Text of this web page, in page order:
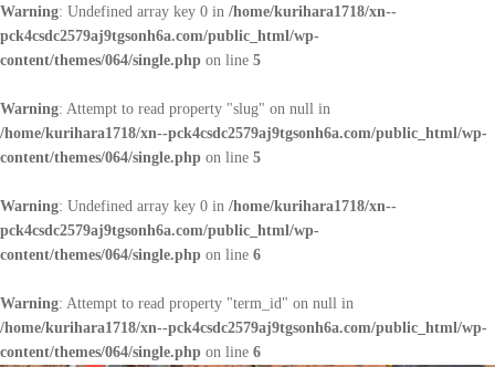
Warning: Undefined array key 0 in /home/kurihara1718/xn--
pck4csdc2579aj9tgsonh6a.com/public_html/wp-
content/themes/064/single.php on line 5
Warning: Attempt to read property "slug" on null in
/home/kurihara1718/xn--pck4csdc2579aj9tgsonh6a.com/public_html/wp-
content/themes/064/single.php on line 5
Warning: Undefined array key 0 in /home/kurihara1718/xn--
pck4csdc2579aj9tgsonh6a.com/public_html/wp-
content/themes/064/single.php on line 6
Warning: Attempt to read property "term_id" on null in
/home/kurihara1718/xn--pck4csdc2579aj9tgsonh6a.com/public_html/wp-
content/themes/064/single.php on line 6